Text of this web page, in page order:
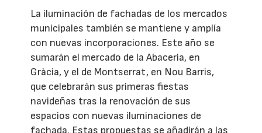
La iluminación de fachadas de los mercados
municipales también se mantiene y amplía
con nuevas incorporaciones. Este año se
sumarán el mercado de la Abaceria, en
Gràcia, y el de Montserrat, en Nou Barris,
que celebrarán sus primeras fiestas
navideñas tras la renovación de sus
espacios con nuevas iluminaciones de
fachada. Estas propuestas se añadirán a las